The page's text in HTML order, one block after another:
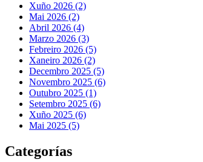
Xuño 2026 (2)
Mai 2026 (2)
Abril 2026 (4)
Marzo 2026 (3)
Febreiro 2026 (5)
Xaneiro 2026 (2)
Decembro 2025 (5)
Novembro 2025 (6)
Outubro 2025 (1)
Setembro 2025 (6)
Xuño 2025 (6)
Mai 2025 (5)
Categorías